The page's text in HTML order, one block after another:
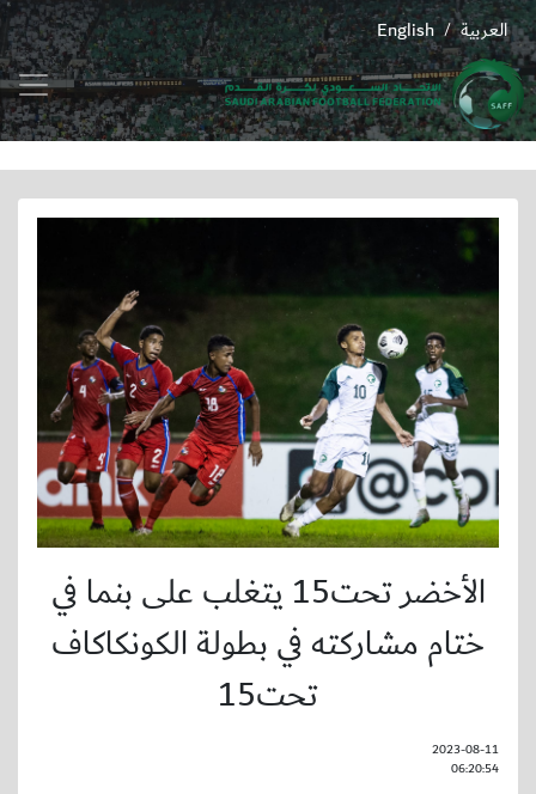
English / العربية
الأخضر تحت15 يتغلب على بنما في
ختام مشاركته في بطولة الكونكاكاف
تحت15
2023-08-11
06:20:54